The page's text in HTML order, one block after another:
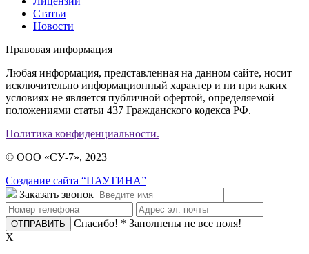
Статьи
Новости
Правовая информация
Любая информация, представленная на данном сайте, носит
исключительно информационный характер и ни при каких
условиях не является публичной офертой, определяемой
положениями статьи 437 Гражданского кодекса РФ.
Политика конфиденциальности.
© ООО «СУ-7», 2023
Создание сайта “ПАУТИНА”
Заказать звонок
Спасибо! * Заполнены не все поля!
X